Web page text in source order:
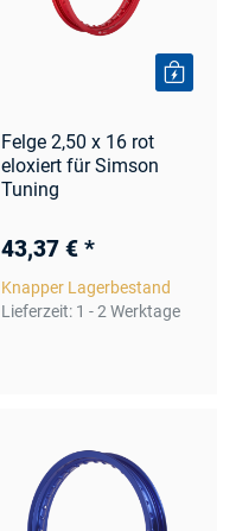
Felge 2,50 x 16 rot
eloxiert für Simson
Tuning
43,37 € *
Knapper Lagerbestand
Lieferzeit: 1 - 2 Werktage